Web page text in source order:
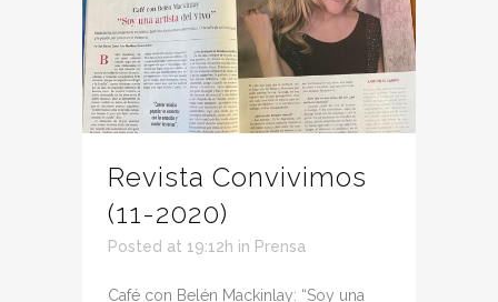
Revista Convivimos
(11-2020)
Posted at 19:12h in Prensa
Café con Belén Mackinlay: “Soy una